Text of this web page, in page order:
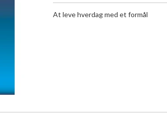
At leve hverdag med et formål